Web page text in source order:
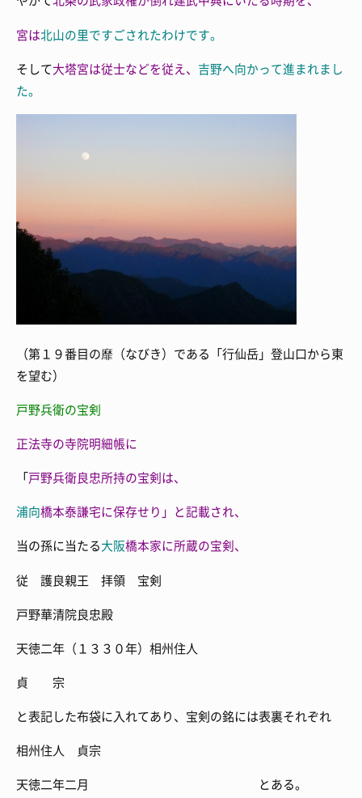
宮は北山の里ですごされたわけです。
そして大塔宮は従士などを従え、 吉野へ向かって進まれまし
た。
（第１９番目の靡（なびき）である「行仙岳」登山口から東
を望む）
戸野兵衛の宝剣
正法寺の寺院明細帳に
「戸野兵衛良忠所持の宝剣は、
浦向橋本泰謙宅に保存せり」と記載され、
当の孫に当たる大阪橋本家に所蔵の宝剣、
従 護良親王 拝領 宝剣
戸野華清院良忠殿
天徳二年（１３３０年）相州住人
貞 宗
と表記した布袋に入れてあり、宝剣の銘には表裏それぞれ
相州住人 貞宗
天徳二年二月 とある。